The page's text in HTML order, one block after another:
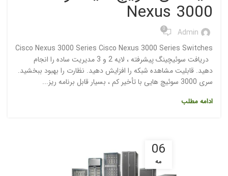
Nexus 3000
Admin
0
Cisco Nexus 3000 Series Cisco Nexus 3000 Series Switches
دریافت سوئیچینگ پیشرفته ، لایه 2 و 3 مدیریت ساده را انجام
دهید. قابلیت مشاهده شبکه را افزایش دهید. نظارت را بهبود ببخشید.
سری 3000 سوئیچ هایی با تأخیر کم ، بسیار قابل برنامه ریز...
ادامه مطلب
06
مه